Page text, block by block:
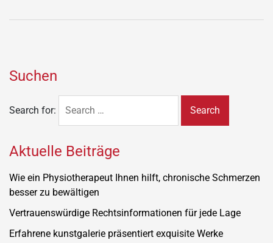
Suchen
Search for:
Aktuelle Beiträge
Wie ein Physiotherapeut Ihnen hilft, chronische Schmerzen
besser zu bewältigen
Vertrauenswürdige Rechtsinformationen für jede Lage
Erfahrene kunstgalerie präsentiert exquisite Werke